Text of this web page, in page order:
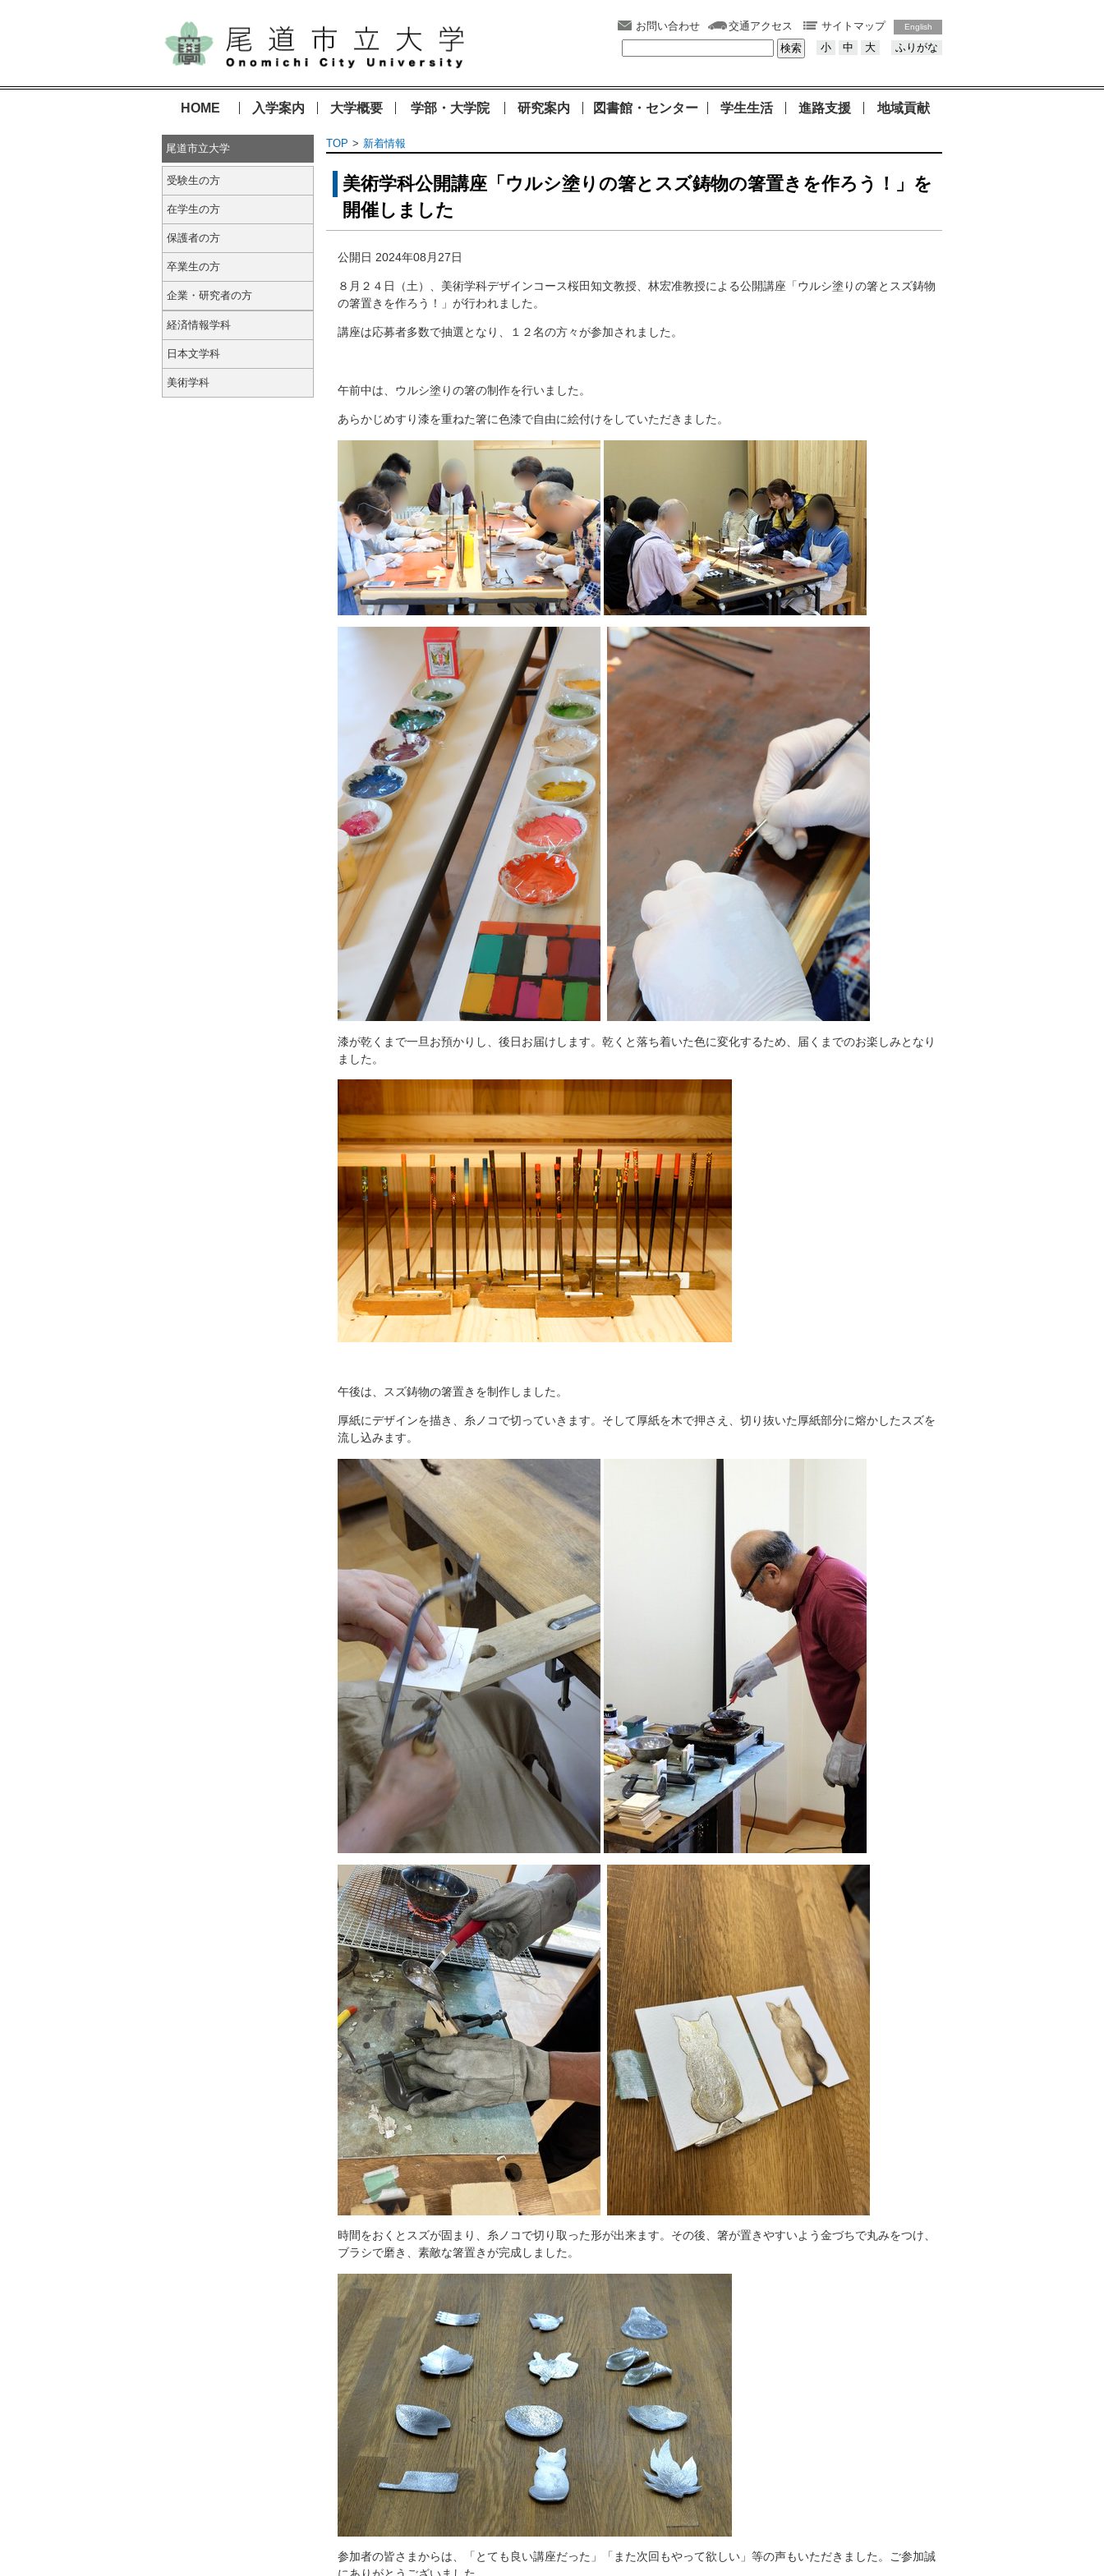
お問い合わせ 交通アクセス サイトマップ English
小 中 大 ふりがな
HOME 入学案内 大学概要 学部・大学院 研究案内 図書館・センター 学生生活 進路支援 地域貢献
TOP 新着情報
美術学科公開講座「ウルシ塗りの箸とスズ鋳物の箸置きを作ろう！」を
開催しました
公開日 2024年08月27日
８月２４日（土）、美術学科デザインコース桜田知文教授、林宏准教授による公開講座「ウルシ塗りの箸とスズ鋳物
の箸置きを作ろう！
」が行われました。
講座は応募者多数で抽選となり、１２名の方々が参加されました。
午前中は、ウルシ塗りの箸の制作を行いました。
あらかじめすり漆を重ねた箸に色漆で自由に絵付けをしていただきました。
漆が乾くまで一旦お預かりし、後日お届けします。乾くと落ち着いた色に変化するため、届くまでのお楽しみとなり
ました。
午後は、スズ鋳物の箸置きを制作しました。
厚紙にデザインを描き、糸ノコで切っていきます。そして厚紙を木で押さえ、切り抜いた厚紙部分に熔かしたスズを
流し込みます。
時間をおくとスズが固まり、糸ノコで切り取った形が出来ます。その後、箸が置きやすいよう金づちで丸みをつけ、
ブラシで磨き、素敵な箸置きが完成しました。
参加者の皆さまからは、「とても良い講座だった」「また次回もやって欲しい」等の声もいただきました。ご参加誠
尾道市立大学
受験生の方
在学生の方
保護者の方
卒業生の方
企業・研究者の方
経済情報学科
日本文学科
美術学科